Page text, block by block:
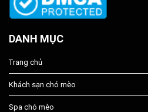
DANH MỤC
Trang chủ
Khách sạn chó mèo
Spa chó mèo